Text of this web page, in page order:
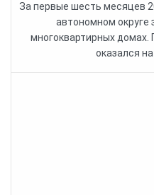
За первые шесть месяцев
автономном округе
многоквартирных домах.
оказался на